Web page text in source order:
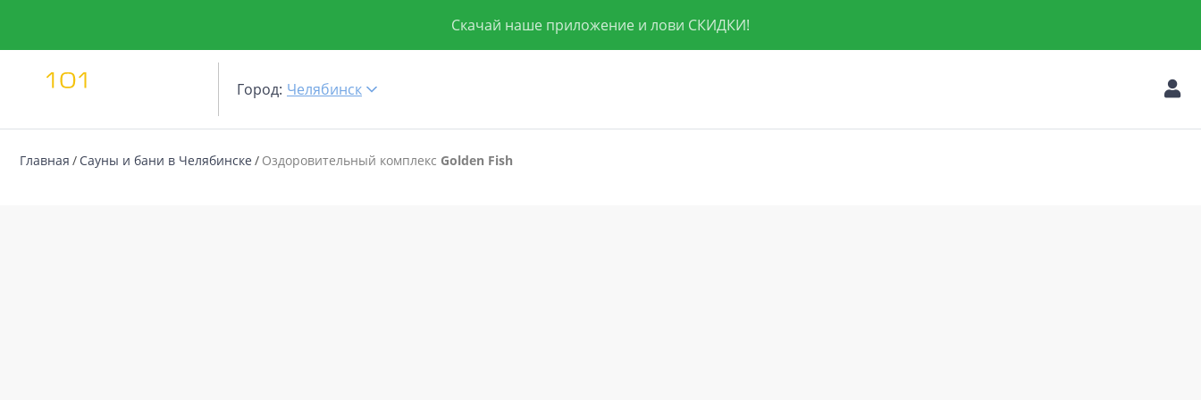
Скачай наше приложение и лови СКИДКИ!
Город: Челябинск
Главная Сауны и бани в Челябинске Оздоровительный комплекс Golden Fish